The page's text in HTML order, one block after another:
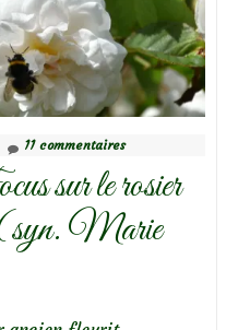
11 commentaires
sur le rosier
Marie